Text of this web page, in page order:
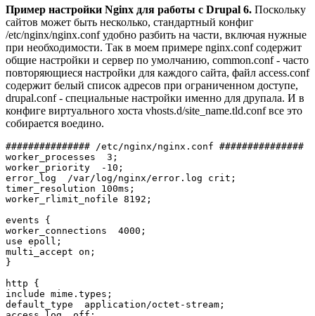
Пример настройки Nginx для работы с Drupal 6. Поскольку
сайтов может быть несколько, стандартный конфиг
/etc/nginx/nginx.conf удобно разбить на части, включая нужные
при необходимости. Так в моем примере nginx.conf содержит
общие настройки и сервер по умолчанию, common.conf - часто
повторяющиеся настройки для каждого сайта, файл access.conf
содержит белый список адресов при ограниченном доступе,
drupal.conf - специальные настройки именно для друпала. И в
конфиге виртуального хоста vhosts.d/site_name.tld.conf все это
собирается воедино.
############### /etc/nginx/nginx.conf ###############
worker_processes 3 ;
worker_priority
-10 ;
error_log
/var/ log /nginx /error.log crit;
timer_resolution 100ms;
worker_rlimit_nofile 8192 ;
events {
worker_connections 4000 ;
use epoll;
}
http {
include mime.types;
default_type  application /octet-stream;